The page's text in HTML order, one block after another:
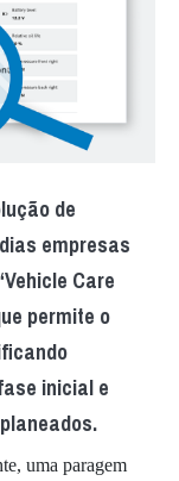
de
empresas
Care
permite o
inicial e
uma paragem